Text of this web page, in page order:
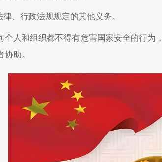
律、行政法规规定的其他义务。
个人和组织都不得有危害国家安全的行为
协助。